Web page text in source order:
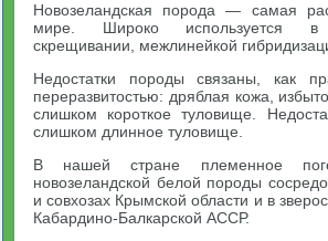
Новозеландская порода — самая
мире. Широко используется в
скрещивании, межлинейкой
Недостатки породы связаны, как
переразвитостью: дряблая кожа,
слишком короткое туловище.
слишком длинное туловище.
В нашей стране племенное
новозеландской белой породы
и совхозах Крымской области и в
Кабардино-Балкарской АССР.